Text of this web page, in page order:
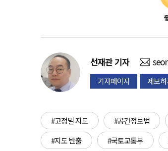
선재관 기자
기자페이지 제보
#고정밀 지도 #공간정보법
#지도 반출
#국토교통부